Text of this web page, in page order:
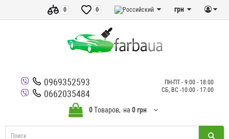
грн
0
0
0969352593
0662035484
ПН-ПТ - 9:00 - 18:00
СБ, ВС -10:00 - 17:00
0Tоваров, на 0 грн